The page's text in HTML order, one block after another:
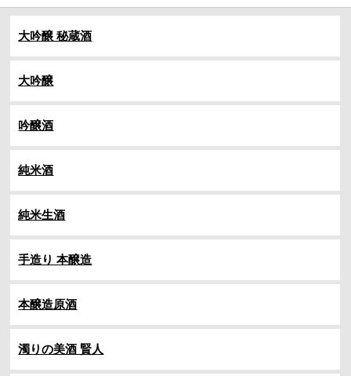
大吟醸 秘蔵酒
大吟醸
吟醸酒
純米酒
純米生酒
手造り 本醸造
本醸造原酒
濁りの美酒 賢人